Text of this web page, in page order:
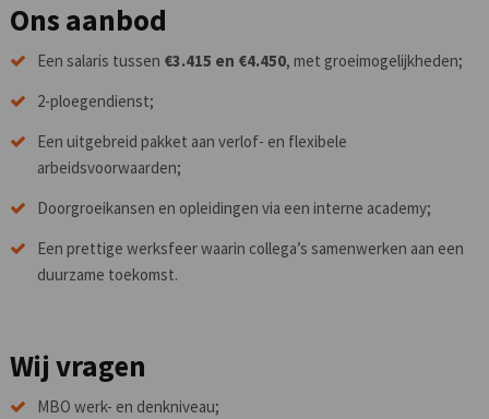
Ons aanbod
Een salaris tussen €3.415 en €4.450, met groeimogelijkheden;
2-ploegendienst;
Een uitgebreid pakket aan verlof- en flexibele
arbeidsvoorwaarden;
Doorgroeikansen en opleidingen via een interne academy;
Een prettige werksfeer waarin collega’s samenwerken aan een
duurzame toekomst.
Wij vragen
MBO werk- en denkniveau;